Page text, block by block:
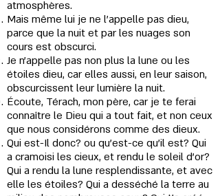
atmosphères.
Mais même lui je ne l’appelle pas dieu,
parce que la nuit et par les nuages son
cours est obscurci.
Je n'appelle pas non plus la lune ou les
étoiles dieu, car elles aussi, en leur saison,
obscurcissent leur lumière la nuit.
Écoute, Térach, mon père, car je te ferai
connaître le Dieu qui a tout fait, et non ceux
que nous considérons comme des dieux.
Qui est-Il donc? ou qu'est-ce qu'il est? Qui
a cramoisi les cieux, et rendu le soleil d'or?
Qui a rendu la lune resplendissante, et avec
elle les étoiles? Qui a desséché la terre au